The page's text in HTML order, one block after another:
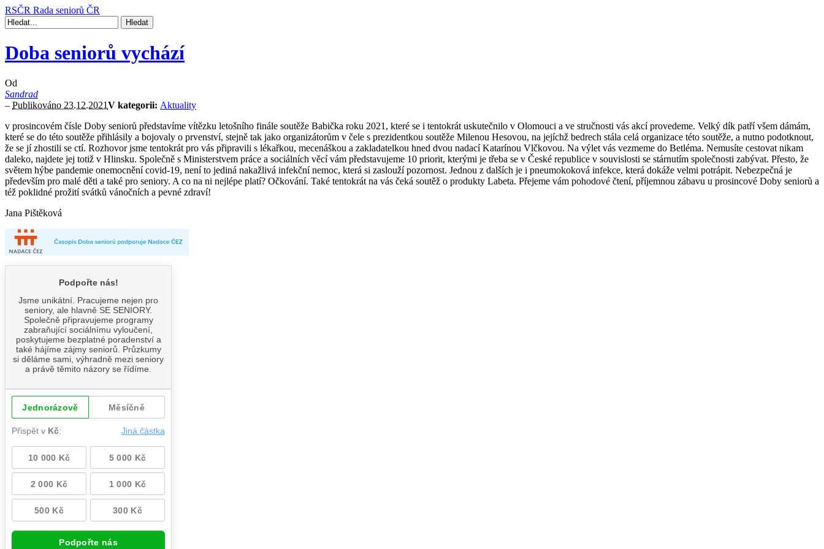
RSČR Rada seniorů ČR
Doba seniorů vychází
Od
Sandrad
– Publikováno 23.12.2021V kategorii: Aktuality
v prosincovém čísle Doby seniorů představíme vítězku letošního finále soutěže Babička roku 2021, které se i tentokrát uskutečnilo v Olomouci a ve stručnosti vás akcí provedeme. Velký dík patří všem dámám,
které se do této soutěže přihlásily a bojovaly o prvenství, stejně tak jako organizátorům v čele s prezidentkou soutěže Milenou Hesovou, na jejíchž bedrech stála celá organizace této soutěže, a nutno podotknout,
že se jí zhostili se ctí. Rozhovor jsme tentokrát pro vás připravili s lékařkou, mecenáškou a zakladatelkou hned dvou nadací Katarínou Vlčkovou. Na výlet vás vezmeme do Betléma. Nemusíte cestovat nikam
daleko, najdete jej totiž v Hlinsku. Společně s Ministerstvem práce a sociálních věcí vám představujeme 10 priorit, kterými je třeba se v České republice v souvislosti se stárnutím společnosti zabývat. Přesto, že
světem hýbe pandemie onemocnění covid-19, není to jediná nakažlivá infekční nemoc, která si zaslouží pozornost. Jednou z dalších je i pneumokoková infekce, která dokáže velmi potrápit. Nebezpečná je
především pro malé děti a také pro seniory. A co na ni nejlépe platí? Očkování. Také tentokrát na vás čeká soutěž o produkty Labeta. Přejeme vám pohodové čtení, příjemnou zábavu u prosincové Doby seniorů a
též poklidné prožití svátků vánočních a pevné zdraví!
Jana Pištěková